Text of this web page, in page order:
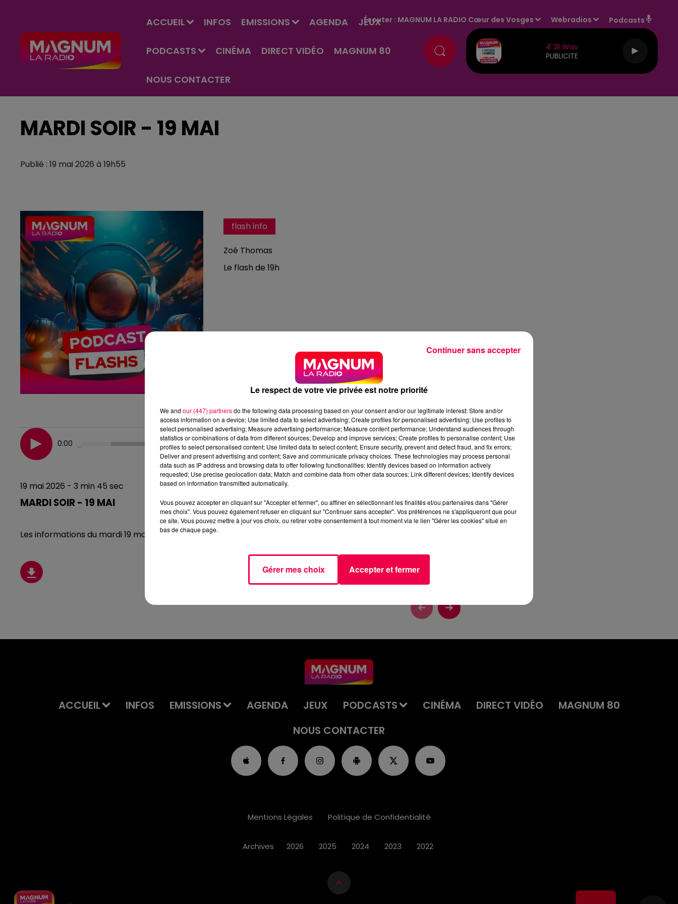
ACCUEIL INFOS EMISSIONS AGENDA JEUX
PODCASTS CINÉMA DIRECT VIDÉO MAGNUM 80
NOUS CONTACTER
Écouter : MAGNUM LA RADIO Cœur des Vosges Webradios Podcasts
4'31.wav
PUBLICITE
MARDI SOIR - 19 MAI
Publié : 19 mai 2026 à 19h55
flash info
Zoé Thomas
Le flash de 19h
0:00 3 min 45 sec
19 mai 2026 - 3 min 45 sec
MARDI SOIR - 19 MAI
Les informations du mardi 19 mai 2026 à 19h.
ACCUEIL INFOS EMISSIONS AGENDA JEUX PODCASTS CINÉMA DIRECT VIDÉO
MAGNUM 80
NOUS CONTACTER
Mentions Légales Politique de Confidentialité
Archives 2026 2025 2024 2023 2022
Le respect de votre vie privée est notre priorité
We and our (447) partnersdo the following data processing based on your consent and/or our legitimate interest: Store and/or
access information on a device; Use limited data to select advertising; Create profiles for personalised advertising; Use profiles to
select personalised advertising; Measure advertising performance; Measure content performance; Understand audiences through
statistics or combinations of data from different sources; Develop and improve services; Create profiles to personalise content; Use
profiles to select personalised content; Use limited data to select content; Ensure security, prevent and detect fraud, and fix errors;
Deliver and present advertising and content; Save and communicate privacy choices. These technologies may process personal
data such as IP address and browsing data to offer following functionalities: Identify devices based on information actively
requested; Use precise geolocation data; Match and combine data from other data sources; Link different devices; Identify devices
based on information transmitted automatically.
Vous pouvez accepter en cliquant sur "Accepter et fermer", ou affiner en sélectionnant les finalités et/ou partenaires dans "Gérer
mes choix". Vous pouvez également refuser en cliquant sur "Continuer sans accepter". Vos préférences ne s'appliqueront que pour
ce site. Vous pouvez mettre à jour vos choix, ou retirer votre consentement à tout moment via le lien "Gérer les cookies" situé en
bas de chaque page.
Gérer mes choix Accepter et fermer
Continuer sans accepter